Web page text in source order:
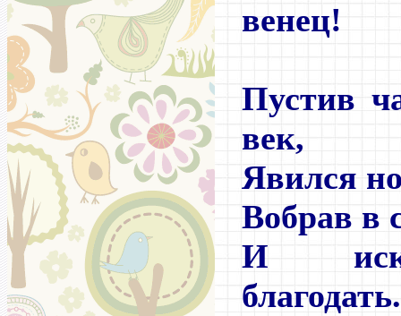
венец!
Пустив
век,
Явился
Вобрав в
И
благодать.